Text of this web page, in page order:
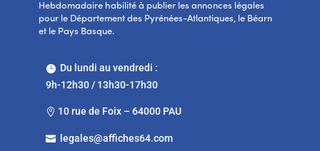
Hebdomadaire habilité à publier les annonces légales
pour le Département des Pyrénées-Atlantiques, le Béarn
et le Pays Basque.
Du lundi au vendredi :
9h-12h30 / 13h30-17h30
 10 rue de Foix – 64000 PAU
 legales@affiches64.com